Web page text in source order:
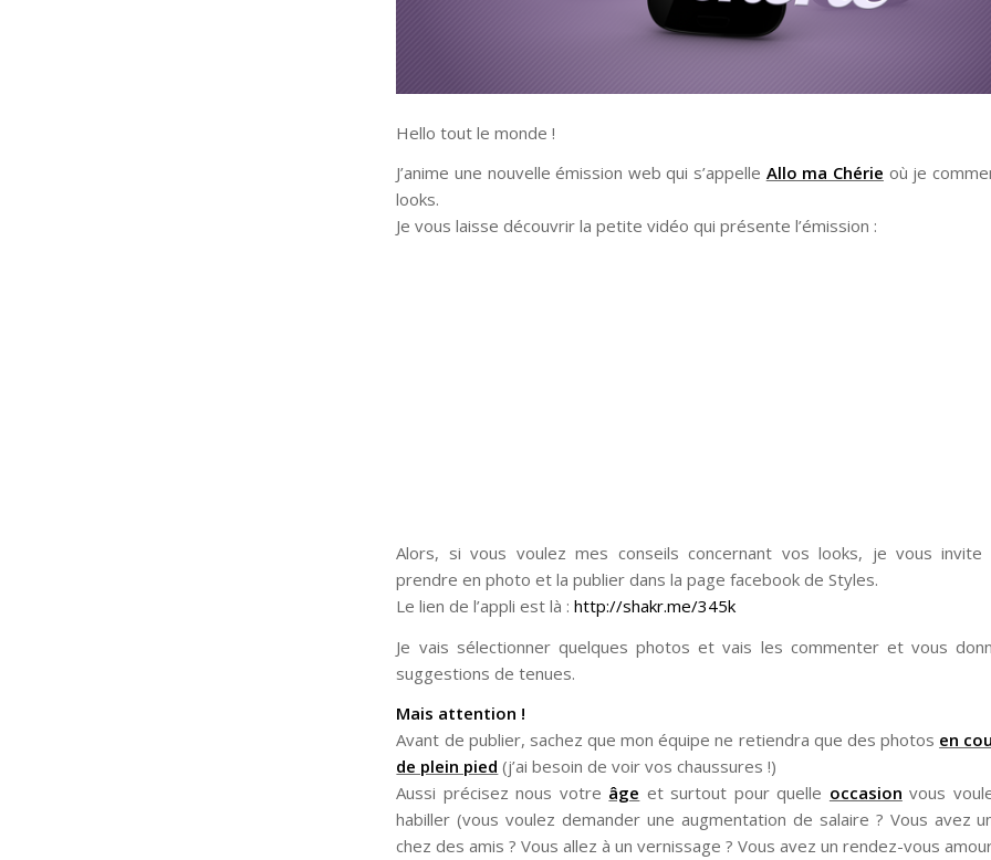
Hello tout le monde !
J’anime une nouvelle émission web qui s’appelle Allo ma Chérie où je
looks.
Je vous laisse découvrir la petite vidéo qui présente l’émission :
Alors, si vous voulez mes conseils concernant vos looks, je vous invite
prendre en photo et la publier dans la page facebook de Styles.
Le lien de l’appli est là :http://shakr.me/345k
Je vais sélectionner quelques photos et vais les commenter et vous
suggestions de tenues.
Mais attention !
Avant de publier, sachez que mon équipe ne retiendra que des photos en
de plein pied (j’ai besoin de voir vos chaussures !)
Aussi précisez nous votre âge et surtout pour quelle occasion vous
habiller (vous voulez demander une augmentation de salaire ? Vous avez
chez des amis ? Vous allez à un vernissage ? Vous avez un rendez-vous